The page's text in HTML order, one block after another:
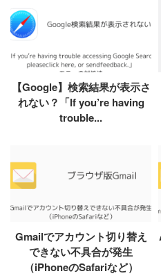
【Google】検索結果が表示さ
れない？「If you’re having
trouble...
Gmailでアカウント切り替え
できない不具合が発生
（iPhoneのSafariなど）